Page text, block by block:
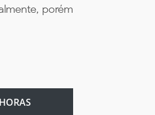
porém
HORAS